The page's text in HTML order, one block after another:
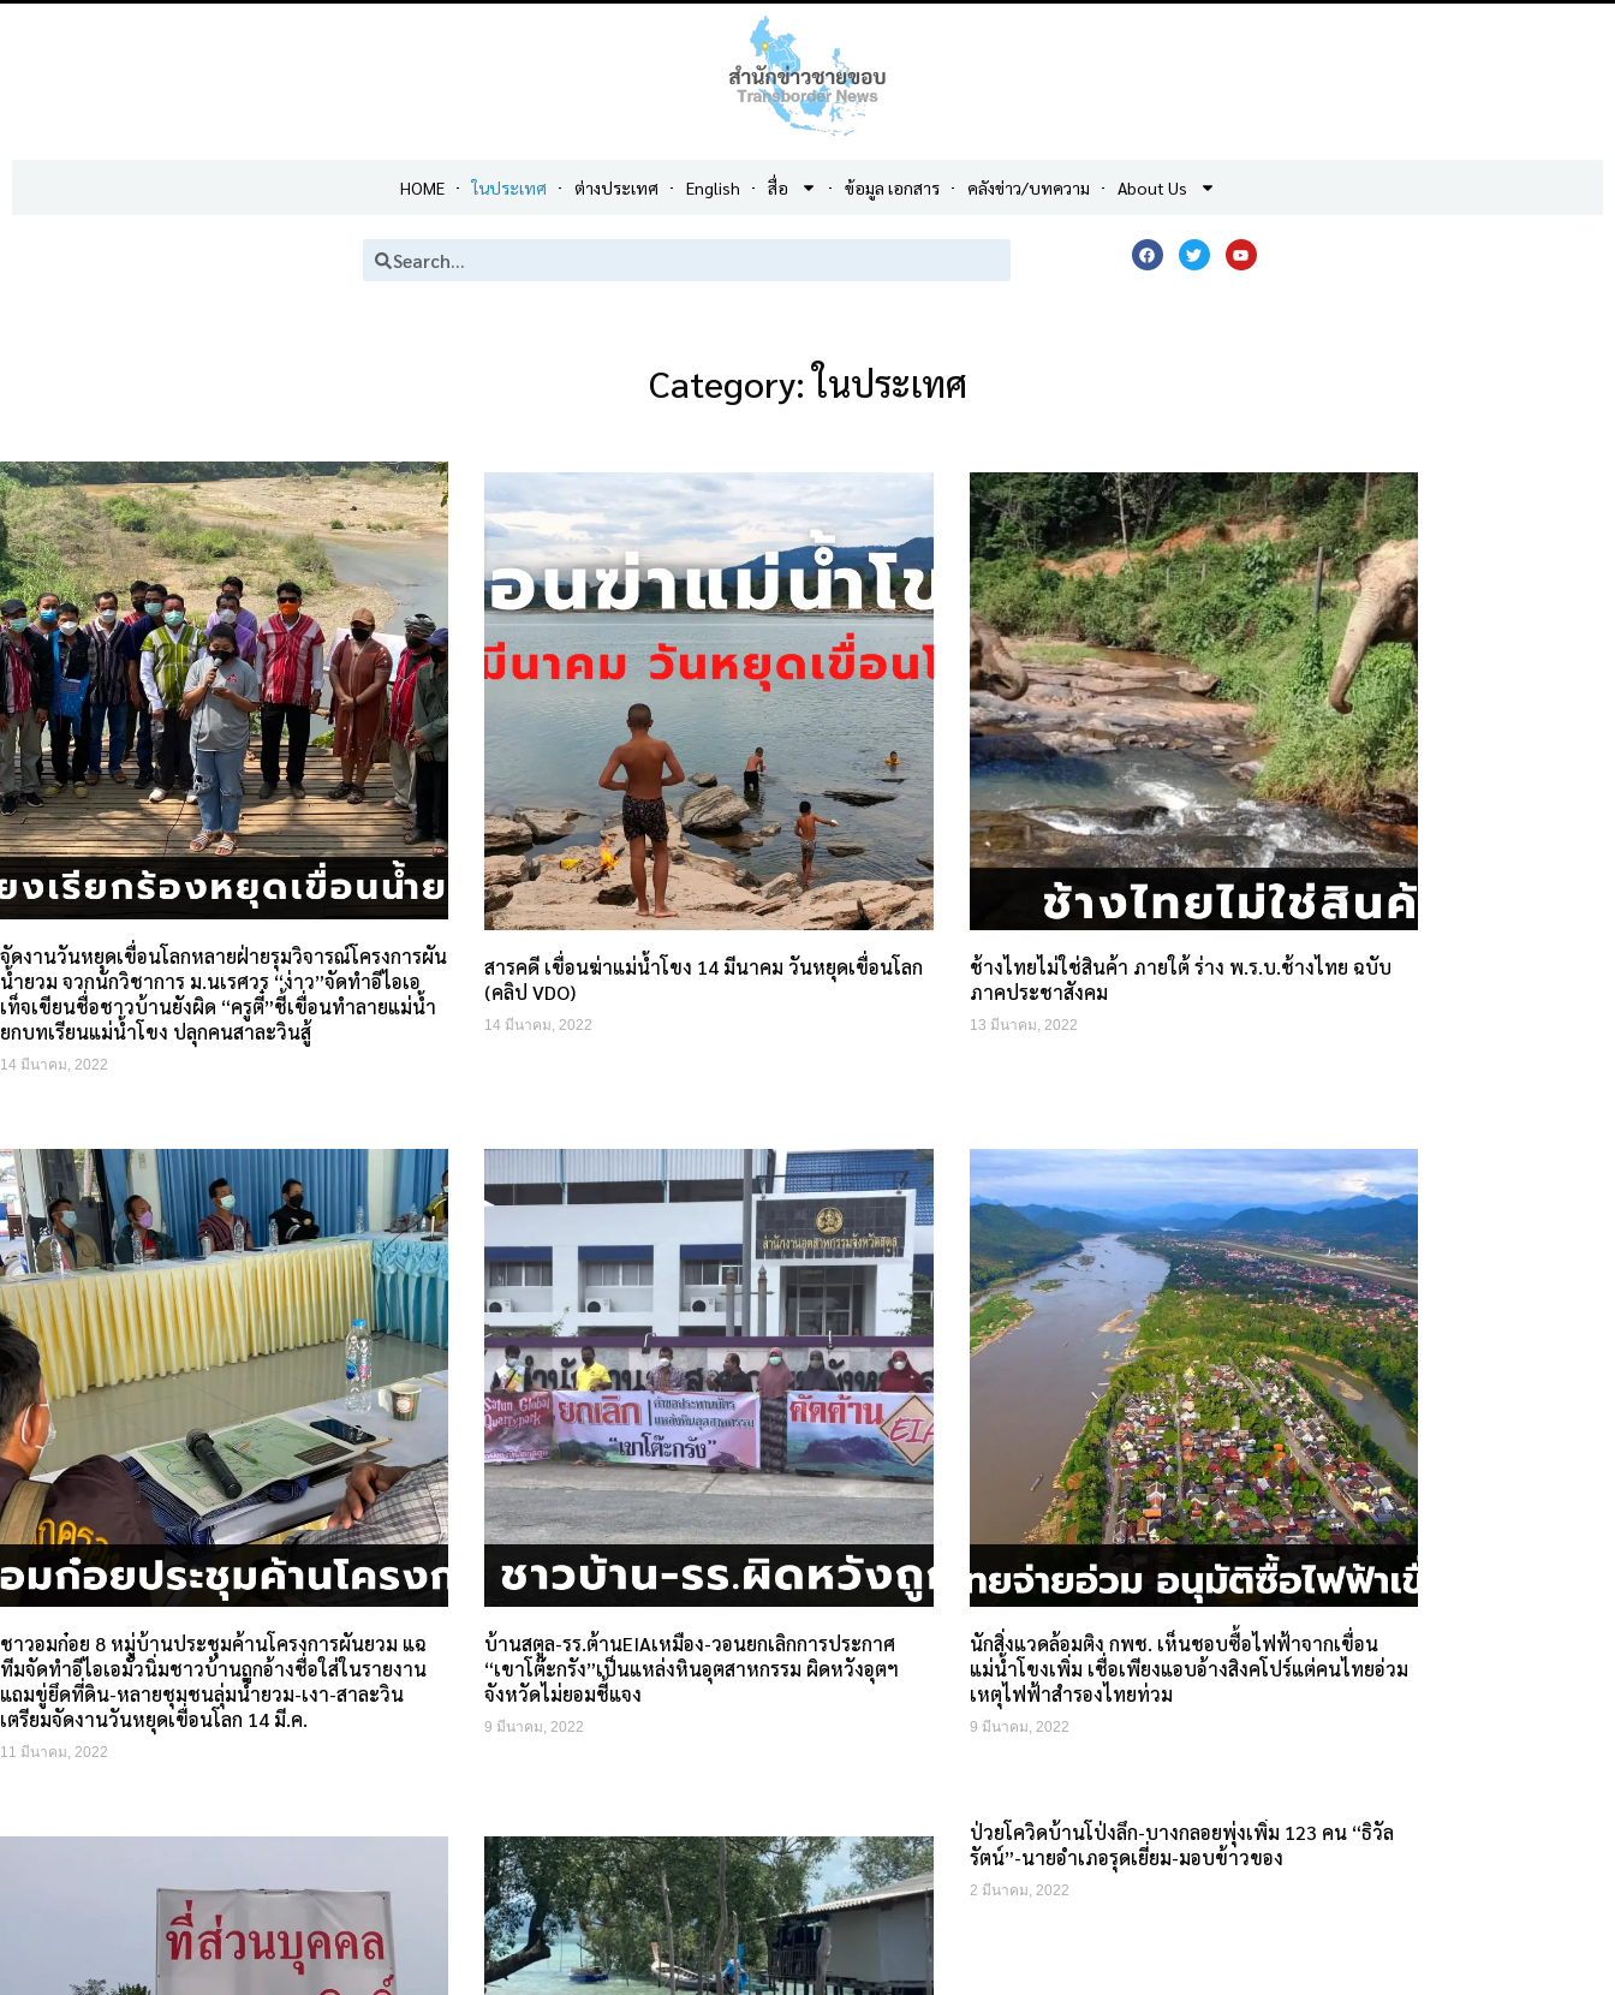
HOME ในประเทศ ต่างประเทศ English สื่อ ข้อมูล เอกสาร คลังข่าว/บทความ About Us
Category: ในประเทศ
จัดงานวันหยุดเขื่อนโลกหลายฝ่ายรุมวิจารณ์โครงการผัน
น้ำยวม จวกนักวิชาการ ม.นเรศวร “ง่าว”จัดทำอีไอเอ
เท็จเขียนชื่อชาวบ้านยังผิด “ครูตี๋”ชี้เขื่อนทำลายแม่น้ำ
ยกบทเรียนแม่น้ำโขง ปลุกคนสาละวินสู้
14 มีนาคม, 2022
สารคดี เขื่อนฆ่าแม่น้ำโขง 14 มีนาคม วันหยุดเขื่อนโลก
(คลิป VDO)
14 มีนาคม, 2022
ช้างไทยไม่ใช่สินค้า ภายใต้ ร่าง พ.ร.บ.ช้างไทย ฉบับ
ภาคประชาสังคม
13 มีนาคม, 2022
ชาวอมก๋อย 8 หมู่บ้านประชุมค้านโครงการผันยวม แฉ
ทีมจัดทำอีไอเอมั่วนิ่มชาวบ้านถูกอ้างชื่อใส่ในรายงาน
แถมขู่ยึดที่ดิน-หลายชุมชนลุ่มน้ำยวม-เงา-สาละวิน
เตรียมจัดงานวันหยุดเขื่อนโลก 14 มี.ค.
11 มีนาคม, 2022
บ้านสตูล-รร.ต้านEIAเหมือง-วอนยกเลิกการประกาศ
“เขาโต๊ะกรัง”เป็นแหล่งหินอุตสาหกรรม ผิดหวังอุตฯ
จังหวัดไม่ยอมชี้แจง
9 มีนาคม, 2022
นักสิ่งแวดล้อมติง กพช. เห็นชอบซื้อไฟฟ้าจากเขื่อน
แม่น้ำโขงเพิ่ม เชื่อเพียงแอบอ้างสิงคโปร์แต่คนไทยอ่วม
เหตุไฟฟ้าสำรองไทยท่วม
9 มีนาคม, 2022
ป่วยโควิดบ้านโป่งลึก-บางกลอยพุ่งเพิ่ม 123 คน “ธิวัล
รัตน์”-นายอำเภอรุดเยี่ยม-มอบข้าวของ
2 มีนาคม, 2022